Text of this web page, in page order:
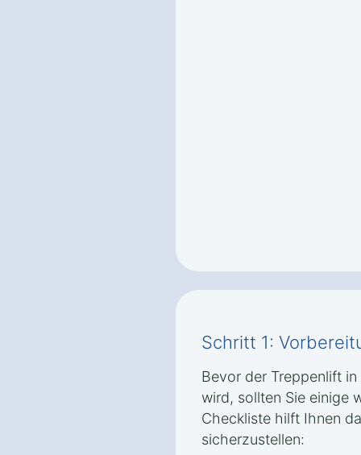
Schritt 1:
Bevor der Treppenlift
wird, sollten Sie einige
Checkliste hilft Ihnen
sicherzustellen: